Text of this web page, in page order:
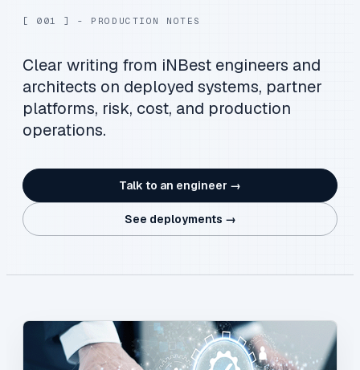
[ 001 ] - PRODUCTION NOTES
Clear writing from iNBest engineers and
architects on deployed systems, partner
platforms, risk, cost, and production
operations.
Talk to an engineer →
See deployments →